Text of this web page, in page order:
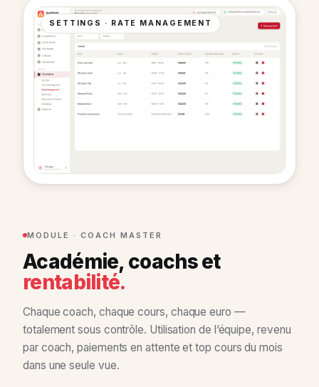
SETTINGS · RATE MANAGEMENT
MODULE · COACH MASTER
Académie, coachs et
rentabilité.
Chaque coach, chaque cours, chaque euro —
totalement sous contrôle. Utilisation de l’équipe, revenu
par coach, paiements en attente et top cours du mois
dans une seule vue.